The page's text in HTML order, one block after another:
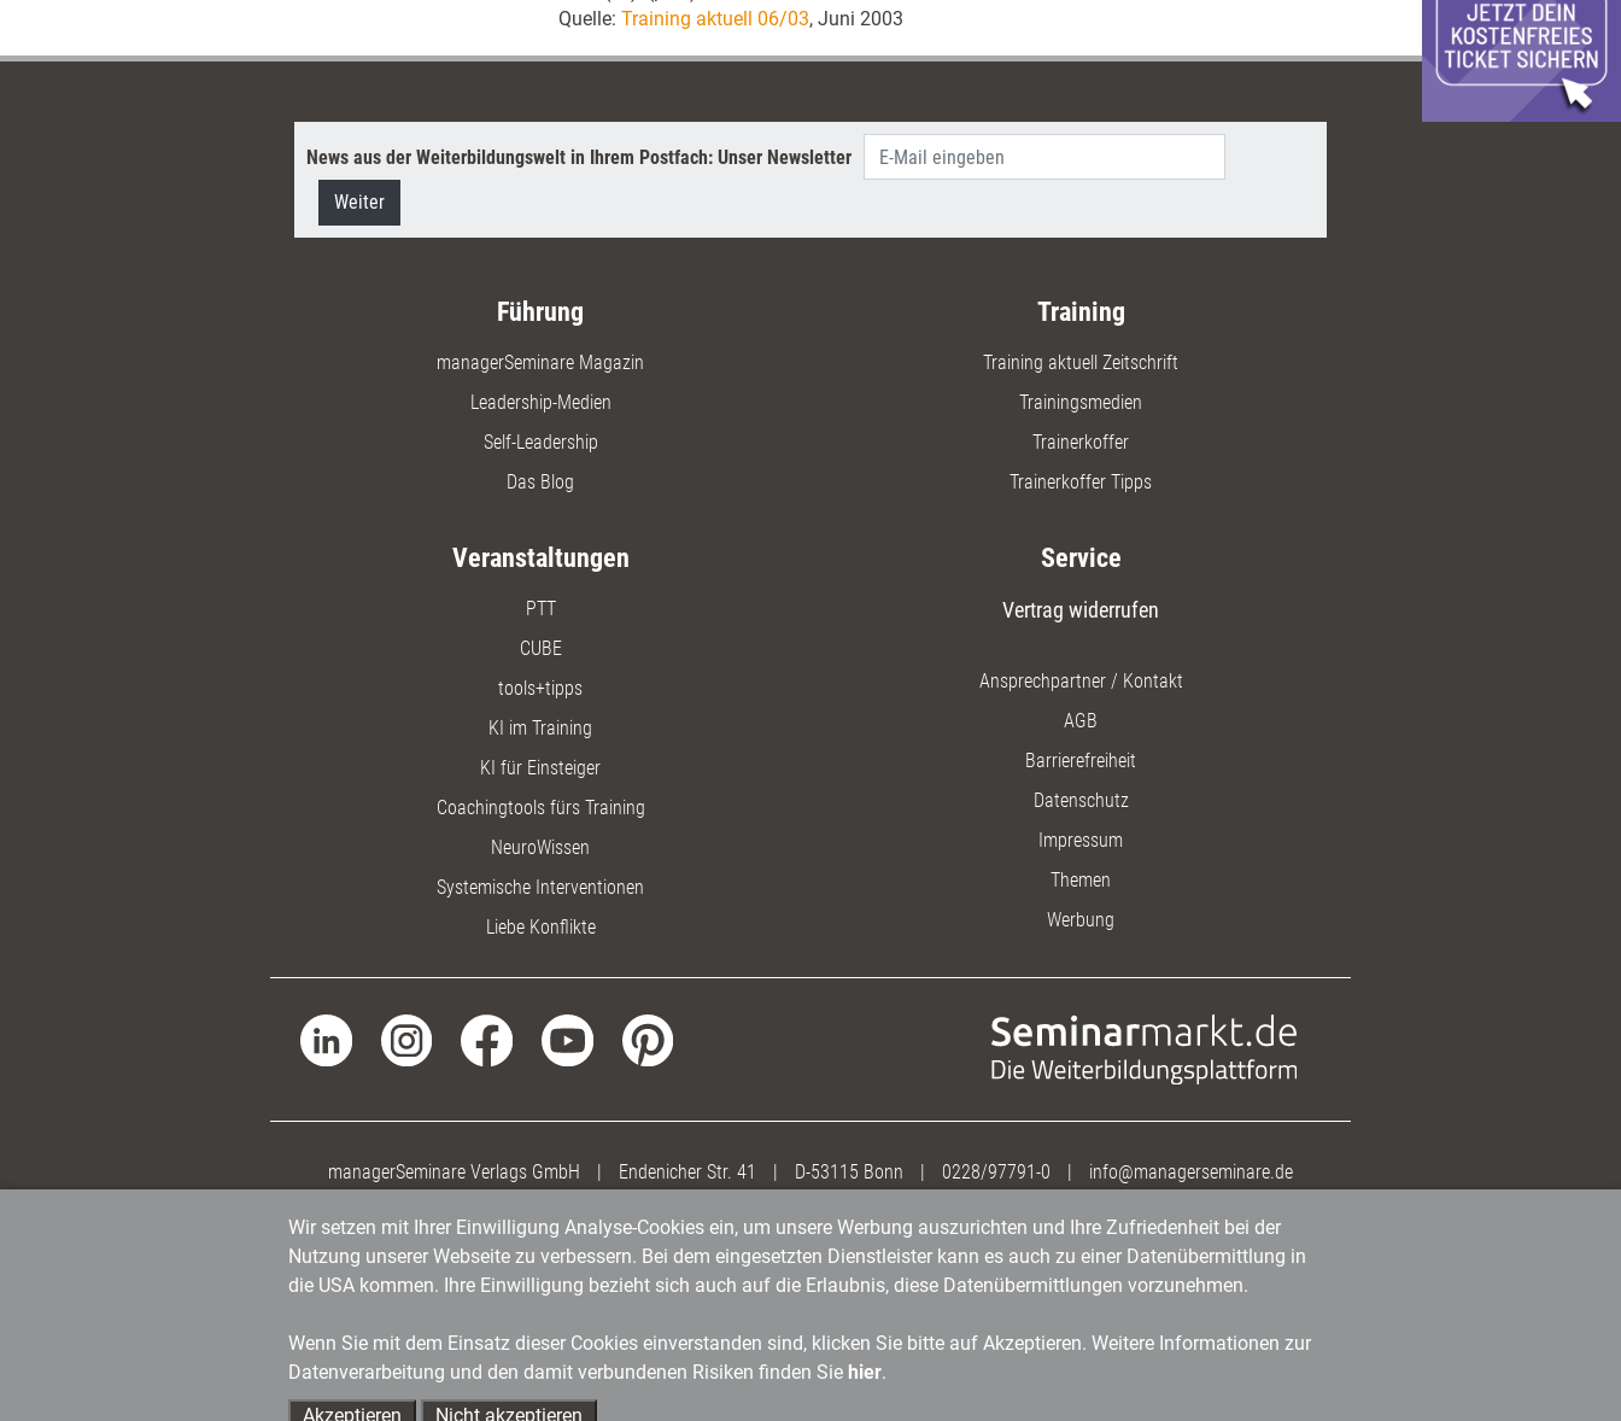
Quelle: Training aktuell 06/03, Juni 2003
News aus der Weiterbildungswelt in Ihrem Postfach: Unser Newsletter
Weiter
Führung
managerSeminare Magazin
Leadership-Medien
Self-Leadership
Das Blog
Training
Training aktuell Zeitschrift
Trainingsmedien
Trainerkoffer
Trainerkoffer Tipps
Veranstaltungen
PTT
CUBE
tools+tipps
KI im Training
KI für Einsteiger
Coachingtools fürs Training
NeuroWissen
Systemische Interventionen
Liebe Konflikte
Service
Vertrag widerrufen
Ansprechpartner / Kontakt
AGB
Barrierefreiheit
Datenschutz
Impressum
Themen
Werbung
managerSeminare Verlags GmbH | Endenicher Str. 41 | D-53115 Bonn | 0228/97791-0 | info@managerseminare.de
Wir setzen mit Ihrer Einwilligung Analyse-Cookies ein, um unsere Werbung auszurichten und Ihre Zufriedenheit bei der
Nutzung unserer Webseite zu verbessern. Bei dem eingesetzten Dienstleister kann es auch zu einer Datenübermittlung in
die USA kommen. Ihre Einwilligung bezieht sich auch auf die Erlaubnis, diese Datenübermittlungen vorzunehmen.
Wenn Sie mit dem Einsatz dieser Cookies einverstanden sind, klicken Sie bitte auf Akzeptieren. Weitere Informationen zur
Datenverarbeitung und den damit verbundenen Risiken finden Sie hier.
Akzeptieren
Nicht akzeptieren